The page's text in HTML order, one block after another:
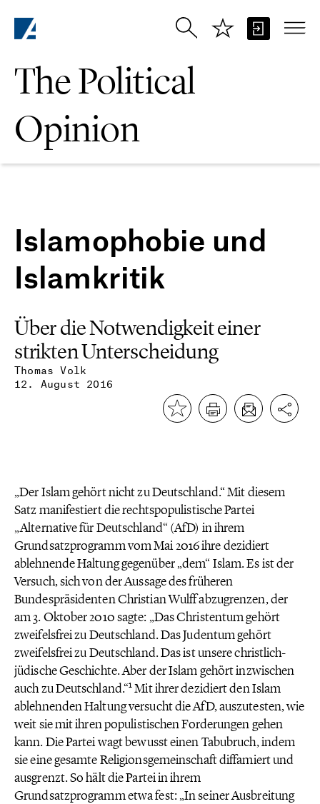
The Political
Opinion
Islamophobie und
Islamkritik
Thomas Volk
12. August 2016
Über die Notwendigkeit einer
strikten Unterscheidung
„Der Islam gehört nicht zu Deutschland.“ Mit diesem
Satz manifestiert die rechtspopulistische Partei
„Alternative für Deutschland“ (AfD) in ihrem
Grundsatzprogramm vom Mai 2016 ihre dezidiert
ablehnende Haltung gegenüber „dem“ Islam. Es ist der
Versuch, sich von der Aussage des früheren
Bundespräsidenten Christian Wulff abzugrenzen, der
am 3. Oktober 2010 sagte: „Das Christentum gehört
zweifelsfrei zu Deutschland. Das Judentum gehört
zweifelsfrei zu Deutschland. Das ist unsere christlich-
jüdische Geschichte. Aber der Islam gehört inzwischen
auch zu Deutschland.“1Mit ihrer dezidiert den Islam
ablehnenden Haltung versucht die AfD, auszutesten, wie
weit sie mit ihren populistischen Forderungen gehen
kann. Die Partei wagt bewusst einen Tabubruch, indem
sie eine gesamte Religionsgemeinschaft diffamiert und
ausgrenzt. So hält die Partei in ihrem
Grundsatzprogramm etwa fest: „In seiner Ausbreitung